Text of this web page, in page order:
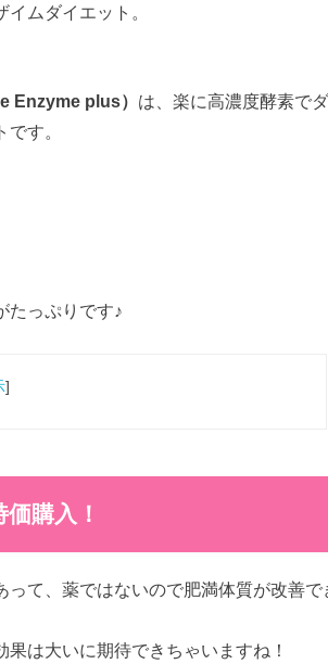
ムダイエット。
Enzyme plus） は、楽に高濃度酵素で
す。
たっぷりです♪
]
購入！
て、薬ではないので肥満体質が改善で
は大いに期待できちゃいますね！